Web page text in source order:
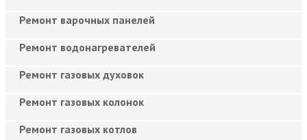
Ремонт варочных панелей
Ремонт водонагревателей
Ремонт газовых духовок
Ремонт газовых колонок
Ремонт газовых котлов